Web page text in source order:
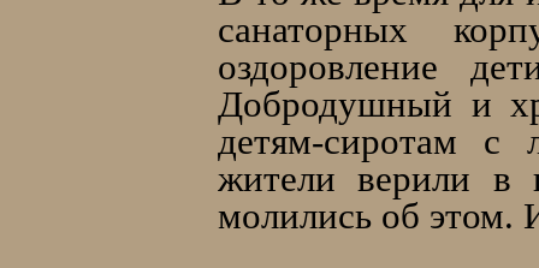
санаторных
оздоровление
Добродушный и
детям-сиротам с
жители верили в
молились об этом.